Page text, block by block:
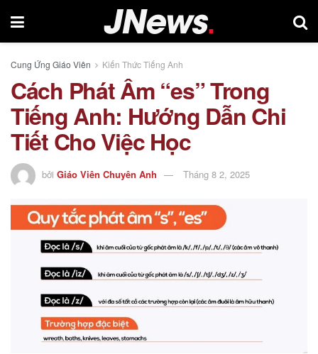
Cung Ứng Giáo Viên Kiến Thức Tiếng Anh
Cách Phát Âm “es” Trong
Tiếng Anh: Hướng Dẫn Chi
Tiết Cho Việc Học
bởi Giáo Viên Chuyên Anh Tháng 8 2, 2025